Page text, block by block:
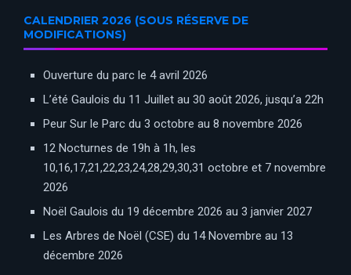
CALENDRIER 2026 (SOUS RÉSERVE DE
MODIFICATIONS)
Ouverture du parc le 4 avril 2026
L’été Gaulois du 11 Juillet au 30 août 2026, jusqu’a 22h
Peur Sur le Parc du 3 octobre au 8 novembre 2026
12 Nocturnes de 19h à 1h, les
10,16,17,21,22,23,24,28,29,30,31 octobre et 7 novembre
2026
Noël Gaulois du 19 décembre 2026 au 3 janvier 2027
Les Arbres de Noël (CSE) du 14 Novembre au 13
décembre 2026